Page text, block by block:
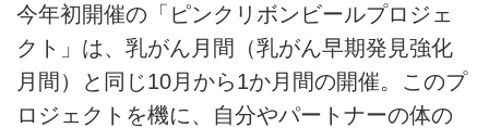
今年初開催の「ピンクリボンビールプロジェ
クト」は、乳がん月間（乳がん早期発見強化
月間）と同じ10月から1か月間の開催。このプ
ロジェクトを機に、自分やパートナーの体の